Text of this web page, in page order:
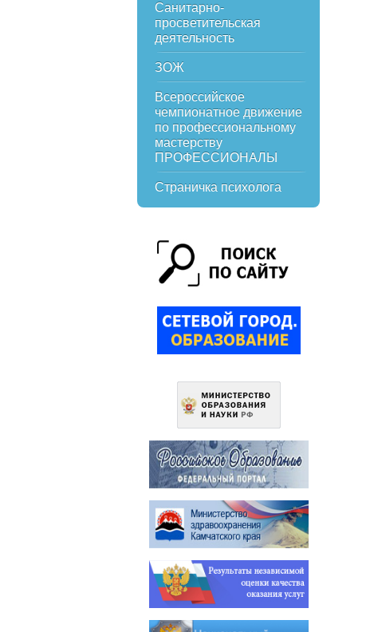
Санитарно-
просветительская
деятельность
ЗОЖ
Всероссийское
чемпионатное движение
по профессиональному
мастерству
ПРОФЕССИОНАЛЫ
Страничка психолога